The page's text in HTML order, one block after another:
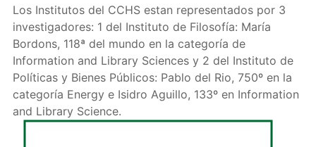
Los Institutos del CCHS estan representados por 3
investigadores: 1 del Instituto de Filosofía: María
Bordons, 118ª del mundo en la categoría de
Information and Library Sciences y 2 del Instituto de
Políticas y Bienes Públicos: Pablo del Rio, 750º en la
categoría Energy e Isidro Aguillo, 133º en Information
and Library Science.